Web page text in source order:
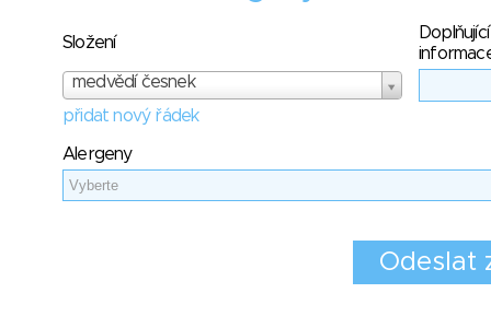
Složení
Doplňující
medvědí česnek
přidat nový řádek
Alergeny